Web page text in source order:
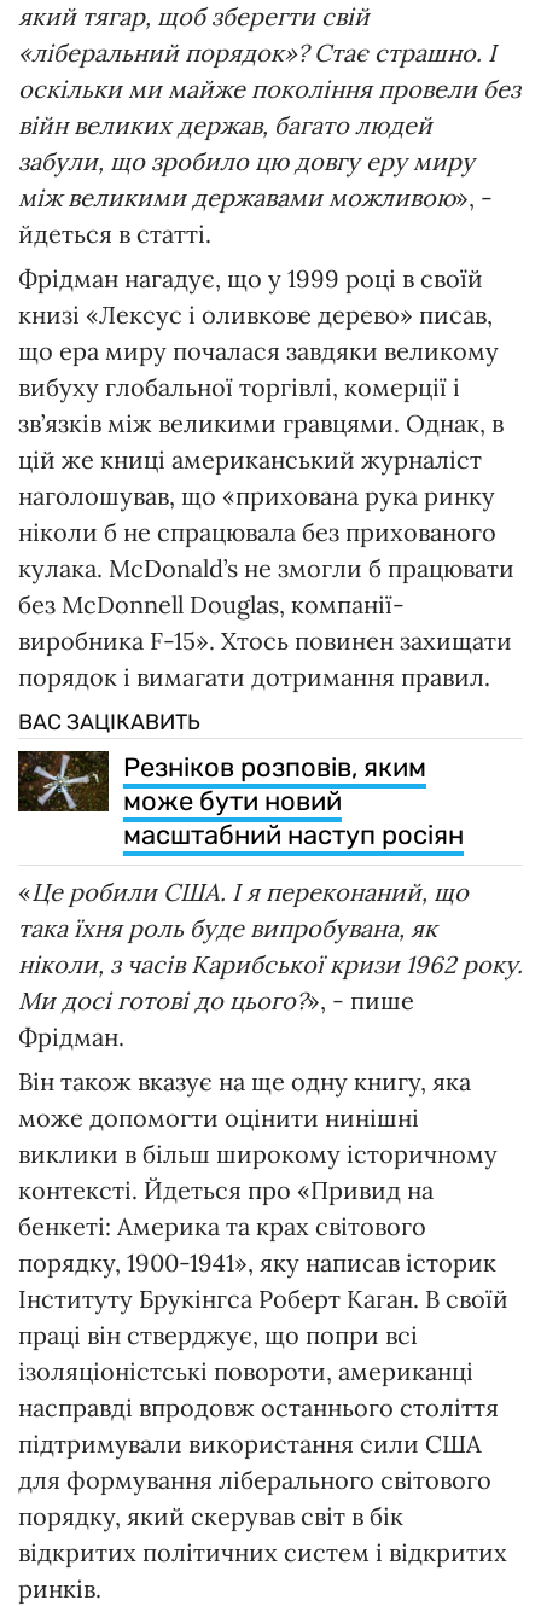
який тягар, щоб зберегти свій
«ліберальний порядок»? Стає страшно. І
оскільки ми майже покоління провели без
війн великих держав, багато людей
забули, що зробило цю довгу еру миру
між великими державами можливою», -
йдеться в статті.
Фрідман нагадує, що у 1999 році в своїй
книзі «Лексус і оливкове дерево» писав,
що ера миру почалася завдяки великому
вибуху глобальної торгівлі, комерції і
зв’язків між великими гравцями. Однак, в
цій же книці американський журналіст
наголошував, що «прихована рука ринку
ніколи б не спрацювала без прихованого
кулака. McDonald’s не змогли б працювати
без McDonnell Douglas, компанії-
виробника F-15». Хтось повинен захищати
порядок і вимагати дотримання правил.
ВАС ЗАЦІКАВИТЬ
Резніков розповів, яким
може бути новий
масштабний наступ росіян
«Це робили США. І я переконаний, що
така їхня роль буде випробувана, як
ніколи, з часів Карибської кризи 1962 року.
Ми досі готові до цього?», - пише
Фрідман.
Він також вказує на ще одну книгу, яка
може допомогти оцінити нинішні
виклики в більш широкому історичному
контексті. Йдеться про «Привид на
бенкеті: Америка та крах світового
порядку, 1900-1941», яку написав історик
Інституту Брукінгса Роберт Каган. В своїй
праці він стверджує, що попри всі
ізоляціоністські повороти, американці
насправді впродовж останнього століття
підтримували використання сили США
для формування ліберального світового
порядку, який скерував світ в бік
відкритих політичних систем і відкритих
ринків.